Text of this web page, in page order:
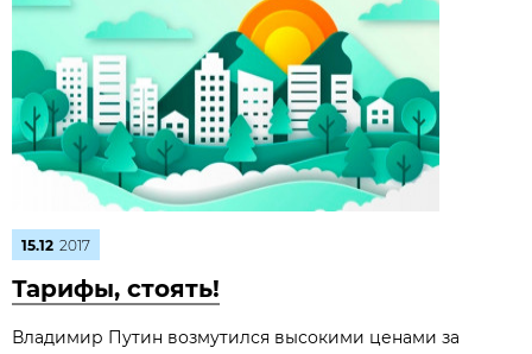
15.12 2017
Тарифы, стоять!
Владимир Путин возмутился высокими ценами за